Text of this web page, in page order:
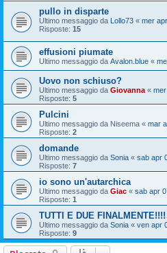
pullo in disparte
Ultimo messaggio da Lollo73 « mer
Risposte: 15
effusioni piumate
Ultimo messaggio da Avalon.blue «
Uovo non schiuso?
Ultimo messaggio da Giovanna «
Risposte: 5
Pulcini
Ultimo messaggio da Niseema « mar
Risposte: 2
domande
Ultimo messaggio da Sonia « sab apr
Risposte: 7
io sono un'autarchica
Ultimo messaggio da Giac « sab apr
Risposte: 1
TUTTI E DUE FINALMENTE!!!!
Ultimo messaggio da Sonia « ven apr
Risposte: 9